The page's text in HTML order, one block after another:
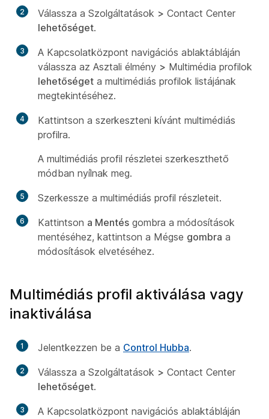
2 Válassza a Szolgáltatások > Contact Center
lehetőséget.
3
A Kapcsolatközpont navigációs ablaktábláján
válassza az Asztali élmény > Multimédia profilok
lehetőséget a multimédiás profilok listájának
megtekintéséhez.
4
Kattintson a szerkeszteni kívánt multimédiás
profilra.
A multimédiás profil részletei szerkeszthető
módban nyílnak meg.
5 Szerkessze a multimédiás profil részleteit.
6 Kattintson a Mentés gombra a módosítások
mentéséhez, kattintson a Mégse gombra a
módosítások elvetéséhez.
Multimédiás profil aktiválása vagy
inaktiválása
1 Jelentkezzen be a Control Hubba.
2 Válassza a Szolgáltatások > Contact Center
lehetőséget.
3
A Kapcsolatközpont navigációs ablaktábláján